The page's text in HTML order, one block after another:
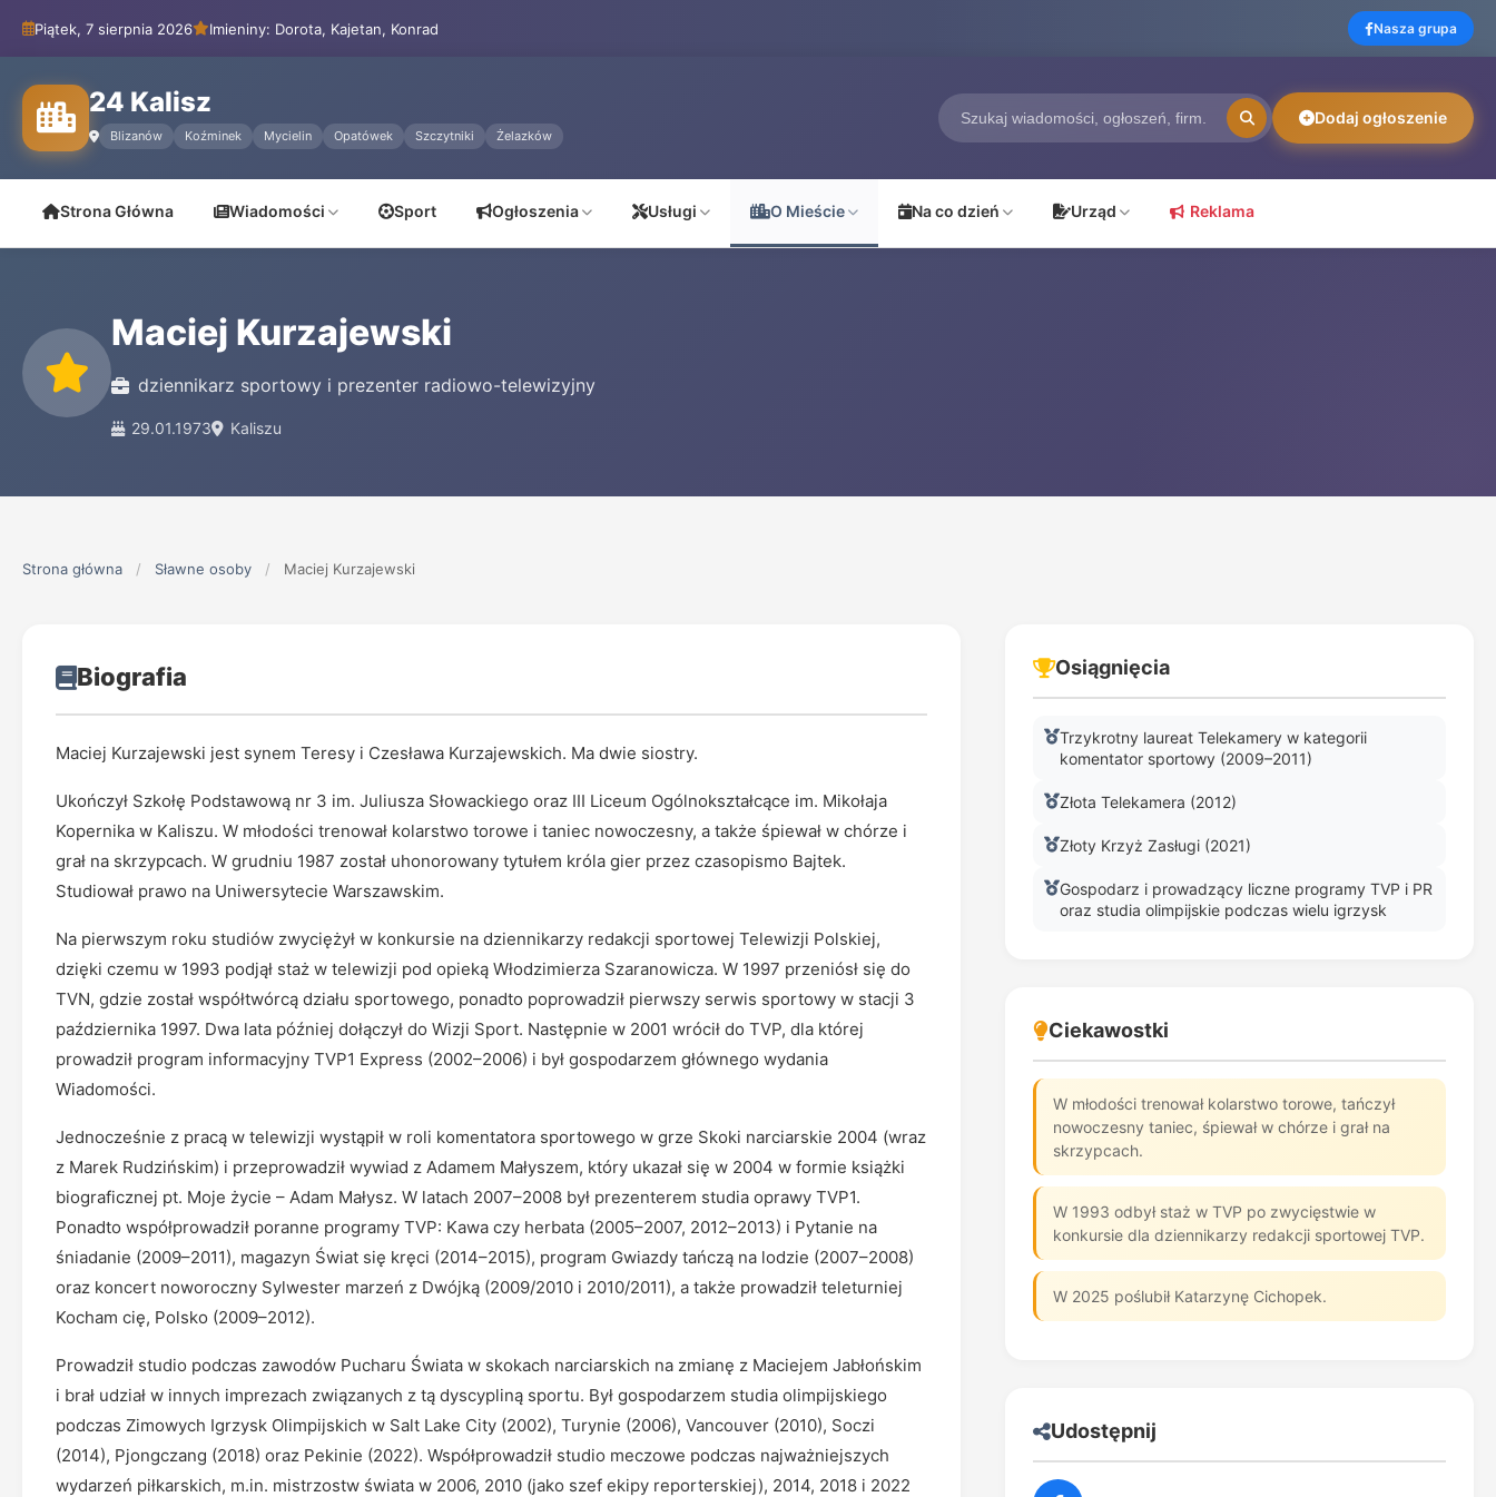
Piątek, 7 sierpnia 2026 Imieniny: Dorota, Kajetan, Konrad Nasza grupa
24 Kalisz
Blizanów Koźminek Mycielin Opatówek Szczytniki Żelazków
Dodaj ogłoszenie
Strona Główna Wiadomości Sport Ogłoszenia Usługi O Mieście Na co dzień Urząd Reklama
Maciej Kurzajewski
dziennikarz sportowy i prezenter radiowo-telewizyjny
29.01.1973 Kaliszu
Strona główna / Sławne osoby / Maciej Kurzajewski
Biografia
Maciej Kurzajewski jest synem Teresy i Czesława Kurzajewskich. Ma dwie siostry.
Ukończył Szkołę Podstawową nr 3 im. Juliusza Słowackiego oraz III Liceum Ogólnokształcące im. Mikołaja
Kopernika w Kaliszu. W młodości trenował kolarstwo torowe i taniec nowoczesny, a także śpiewał w chórze i
grał na skrzypcach. W grudniu 1987 został uhonorowany tytułem króla gier przez czasopismo Bajtek.
Studiował prawo na Uniwersytecie Warszawskim.
Na pierwszym roku studiów zwyciężył w konkursie na dziennikarzy redakcji sportowej Telewizji Polskiej,
dzięki czemu w 1993 podjął staż w telewizji pod opieką Włodzimierza Szaranowicza. W 1997 przeniósł się do
TVN, gdzie został współtwórcą działu sportowego, ponadto poprowadził pierwszy serwis sportowy w stacji 3
października 1997. Dwa lata później dołączył do Wizji Sport. Następnie w 2001 wrócił do TVP, dla której
prowadził program informacyjny TVP1 Express (2002–2006) i był gospodarzem głównego wydania
Wiadomości.
Jednocześnie z pracą w telewizji wystąpił w roli komentatora sportowego w grze Skoki narciarskie 2004 (wraz
z Marek Rudzińskim) i przeprowadził wywiad z Adamem Małyszem, który ukazał się w 2004 w formie książki
biograficznej pt. Moje życie – Adam Małysz. W latach 2007–2008 był prezenterem studia oprawy TVP1.
Ponadto współprowadził poranne programy TVP: Kawa czy herbata (2005–2007, 2012–2013) i Pytanie na
śniadanie (2009–2011), magazyn Świat się kręci (2014–2015), program Gwiazdy tańczą na lodzie (2007–2008)
oraz koncert noworoczny Sylwester marzeń z Dwójką (2009/2010 i 2010/2011), a także prowadził teleturniej
Kocham cię, Polsko (2009–2012).
Prowadził studio podczas zawodów Pucharu Świata w skokach narciarskich na zmianę z Maciejem Jabłońskim
i brał udział w innych imprezach związanych z tą dyscypliną sportu. Był gospodarzem studia olimpijskiego
podczas Zimowych Igrzysk Olimpijskich w Salt Lake City (2002), Turynie (2006), Vancouver (2010), Soczi
(2014), Pjongczang (2018) oraz Pekinie (2022). Współprowadził studio meczowe podczas najważniejszych
wydarzeń piłkarskich, m.in. mistrzostw świata w 2006, 2010 (jako szef ekipy reporterskiej), 2014, 2018 i 2022
Osiągnięcia
Trzykrotny laureat Telekamery w kategorii
komentator sportowy (2009–2011)
Złota Telekamera (2012)
Złoty Krzyż Zasługi (2021)
Gospodarz i prowadzący liczne programy TVP i PR
oraz studia olimpijskie podczas wielu igrzysk
Ciekawostki
W młodości trenował kolarstwo torowe, tańczył
nowoczesny taniec, śpiewał w chórze i grał na
skrzypcach.
W 1993 odbył staż w TVP po zwycięstwie w
konkursie dla dziennikarzy redakcji sportowej TVP.
W 2025 poślubił Katarzynę Cichopek.
Udostępnij